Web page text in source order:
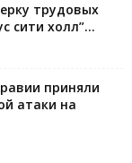
трудовых
сити холл”...
приняли
атаки на